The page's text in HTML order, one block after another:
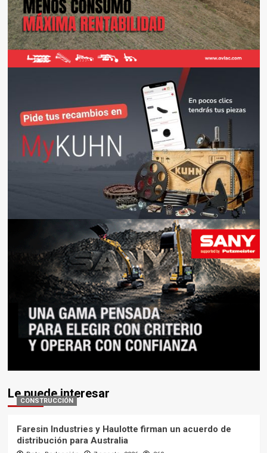
Le puede interesar
CONSTRUCCIÓN
Faresin Industries y Haulotte firman un acuerdo de
distribución para Australia